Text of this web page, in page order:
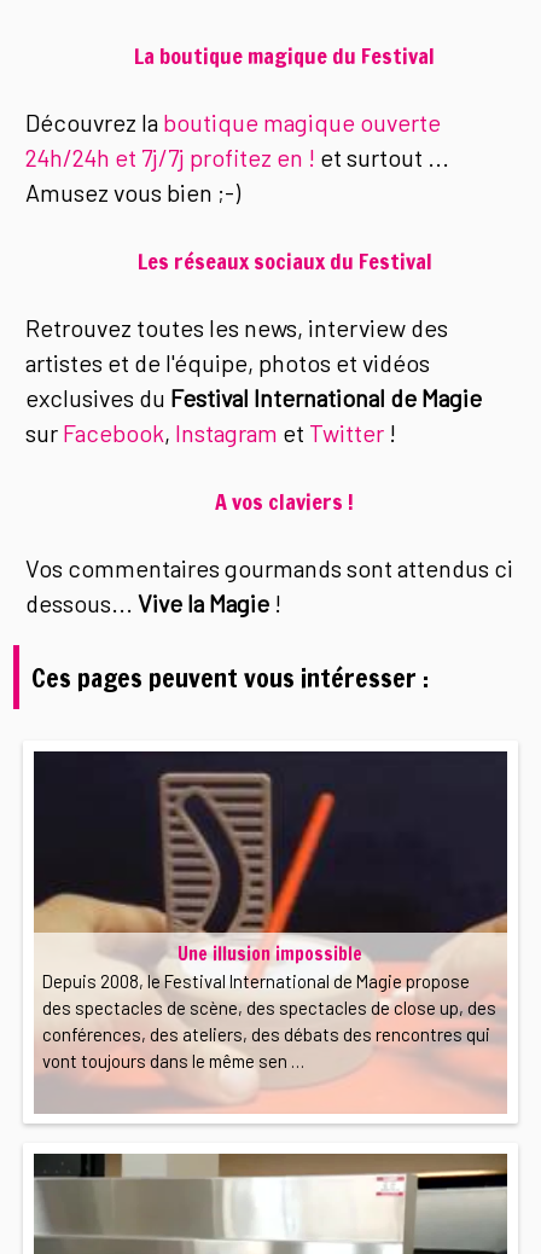
La boutique magique du Festival
Découvrez la boutique magique ouverte
24h/24h et 7j/7j profitez en ! et surtout ...
Amusez vous bien ;-)
Les réseaux sociaux du Festival
Retrouvez toutes les news, interview des
artistes et de l'équipe, photos et vidéos
exclusives du Festival International de Magie
sur Facebook, Instagram et Twitter !
A vos claviers !
Vos commentaires gourmands sont attendus ci
dessous...Vive la Magie !
Ces pages peuvent vous intéresser :
Une illusion impossible
Depuis 2008, le Festival International de Magie propose
des spectacles de scène, des spectacles de close up, des
conférences, des ateliers, des débats des rencontres qui
vont toujours dans le même sen …